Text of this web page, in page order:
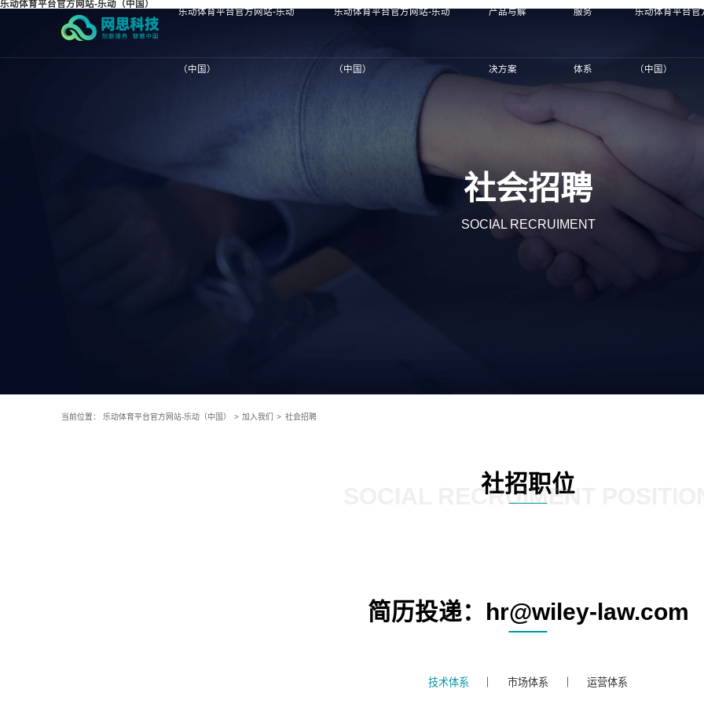
乐动体育平台官方网站-乐动（中国）
乐动体育平台官方网站-乐动
（中国）
乐动体育平台官方网站-乐动
（中国）
产品与解
决方案
服务
体系
乐动体育平台官
（中国）
社会招聘
SOCIAL RECRUIMENT
当前位置： 乐动体育平台官方网站-乐动（中国） > 加入我们 > 社会招聘
社招职位
SOCIAL RECRUIMENT
简历投递：hr@wiley-law.com
技术体系 市场体系 运营体系